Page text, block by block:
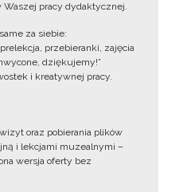
pracy dydaktycznej.
za siebie:
przebieranki, zajęcia
dziękujemy!”
i kreatywnej pracy.
oraz pobierania plików
i lekcjami muzealnymi –
wersja oferty bez